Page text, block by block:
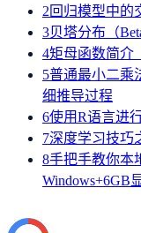
2回归模型中的
3贝塔分布（
4矩母函数简介
5普通最小二乘
细推导过程
6使用R语言进
7深度学习技巧
8手把手教你本
Windows+6GB